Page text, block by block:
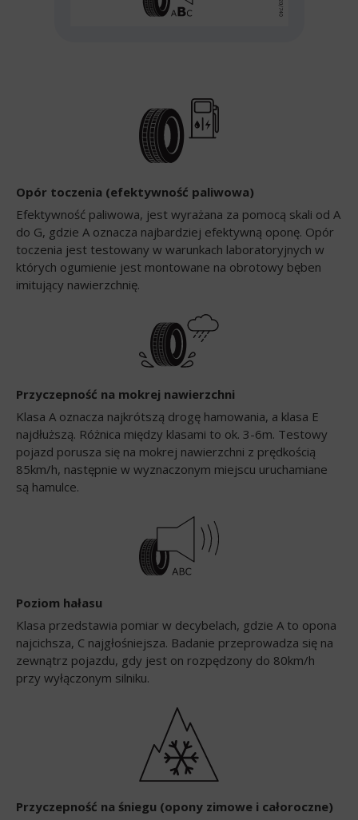
Opór toczenia (efektywność paliwowa)
Efektywność paliwowa, jest wyrażana za pomocą skali od A
do G, gdzie A oznacza najbardziej efektywną oponę. Opór
toczenia jest testowany w warunkach laboratoryjnych w
których ogumienie jest montowane na obrotowy bęben
imitujący nawierzchnię.
Przyczepność na mokrej nawierzchni
Klasa A oznacza najkrótszą drogę hamowania, a klasa E
najdłuższą. Różnica między klasami to ok. 3-6m. Testowy
pojazd porusza się na mokrej nawierzchni z prędkością
85km/h, następnie w wyznaczonym miejscu uruchamiane
są hamulce.
Poziom hałasu
Klasa przedstawia pomiar w decybelach, gdzie A to opona
najcichsza, C najgłośniejsza. Badanie przeprowadza się na
zewnątrz pojazdu, gdy jest on rozpędzony do 80km/h
przy wyłączonym silniku.
Przyczepność na śniegu (opony zimowe i całoroczne)